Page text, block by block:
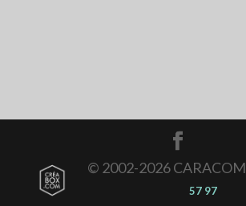
© 2002-2026 CARACOM
57 97